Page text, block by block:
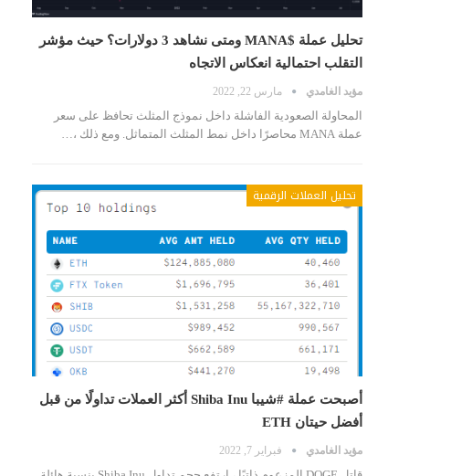
تحليل عملة $MANA ومتى نشاهد 3 دولارات؟ حيث مؤشر
التقلب احتمالية انعكاس الاتجاه
مؤيد الغامدي مارس 22, 2022
المحاولة الصعودية الفاشلة داخل نموذج المثلث تحافظ على سعر
عملة MANA محاصرًا داخل نمط المثلث المتماثل. ومع ذلك ،…
تحليل العملات الرقمية
أصبحت عملة #شيبا Shiba Inu أكثر العملات تداولًا من قبل
أفضل حيتان ETH
مؤيد الغامدي فبراير 7, 2022